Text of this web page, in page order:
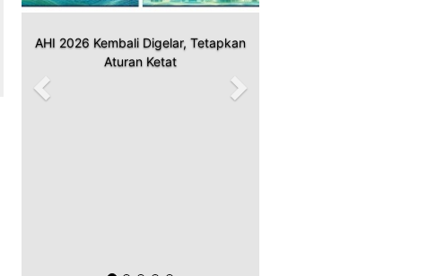
AHI 2026 Kembali Digelar, Tetapkan
Aturan Ketat